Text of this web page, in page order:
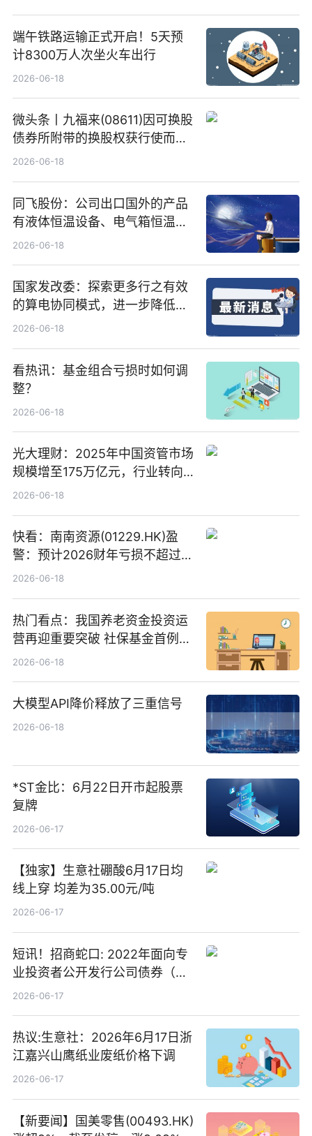
端午铁路运输正式开启！5天预
计8300万人次坐火车出行
2026-06-18
微头条丨九福来(08611)因可换股
债券所附带的换股权获行使而发
行5200万股
2026-06-18
同飞股份：公司出口国外的产品
有液体恒温设备、电气箱恒温装
置、纯水冷却单元和特种换热器
2026-06-18
国家发改委：探索更多行之有效
的算电协同模式，进一步降低网
络传输时延_最资讯
2026-06-18
看热讯：基金组合亏损时如何调
整？
2026-06-18
光大理财：2025年中国资管市场
规模增至175万亿元，行业转向
“量质并重”
2026-06-18
快看：南南资源(01229.HK)盈
警：预计2026财年亏损不超过
1000万港元
2026-06-18
热门看点：我国养老资金投资运
营再迎重要突破 社保基金首例期
货账户完成开立
2026-06-18
大模型API降价释放了三重信号
2026-06-18
*ST金比：6月22日开市起股票
复牌
2026-06-17
【独家】生意社硼酸6月17日均
线上穿 均差为35.00元/吨
2026-06-17
短讯！招商蛇口: 2022年面向专
业投资者公开发行公司债券（第
二期）（品种二）2026年付息公
2026-06-17
热议:生意社：2026年6月17日浙
江嘉兴山鹰纸业废纸价格下调
2026-06-17
【新要闻】国美零售(00493.HK)